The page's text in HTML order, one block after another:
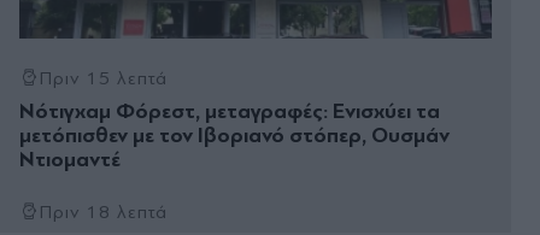
Πριν 15 λεπτά
Νότιγχαμ Φόρεστ, μεταγραφές: Ενισχύει τα
μετόπισθεν με τον Ιβοριανό στόπερ, Ουσμάν
Ντιομαντέ
Πριν 18 λεπτά